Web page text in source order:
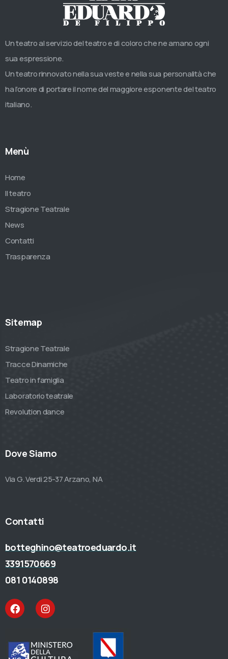
Un teatro al servizio del teatro e di coloro che ne amano ogni
sua espressione.
Un teatro rinnovato nella sua veste e nella sua personalità che
ha l’onore di portare il nome del maggiore esponente del teatro
italiano.
Menù
Home
Il teatro
Stragione Teatrale
News
Contatti
Trasparenza
Sitemap
Stragione Teatrale
Tracce Dinamiche
Teatro in famiglia
Laboratorio teatrale
Revolution dance
Dove Siamo
Via G. Verdi 25-37 Arzano, NA
Contatti
botteghino@teatroeduardo.it
3391570669
081 0140898